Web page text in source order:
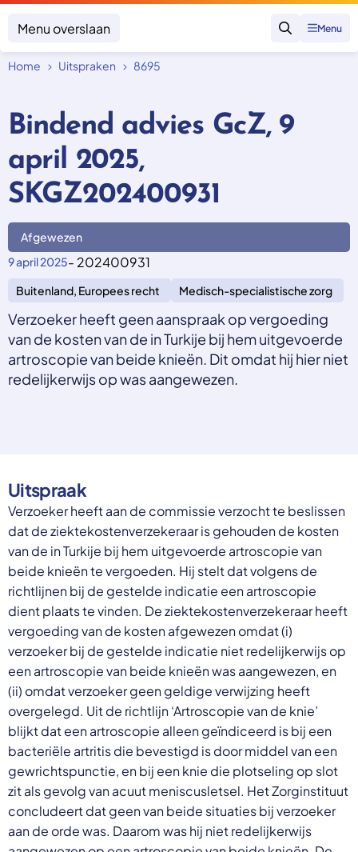
Menu overslaan
Zoeken
Menu
Onderwerpen
Zorgverzekering afsluiten
Zorgverzekering betalen
Vergoeding van zorg
Zorg in het buitenland
Geen zorgverzekering
Overheid moet proactief
ondersteuning bieden bij schulden, niet
straffen
Schrap de opslag op de zorgpremie voor mensen die
niet kunnen betalen en bied proactieve
ondersteuning, zoals automatische zorgtoeslag. Zo
voorkomt de overheid schulden, vermindert stress
en blijft noodzakelijke zorg toegankelijk.
Lees meer
Focus en impact
Uitspraken
Over SKGZ
Nieuws
Casussen
Vacatures
Contact
Select a language
български
Українська
русский
Espanol
Francais
Home Uitspraken 8695
Bindend advies GcZ, 9
april 2025,
SKGZ202400931
Afgewezen
9 april 2025- 202400931
Buitenland, Europees recht Medisch-specialistische zorg
Verzoeker heeft geen aanspraak op vergoeding
van de kosten van de in Turkije bij hem uitgevoerde
artroscopie van beide knieën. Dit omdat hij hier niet
redelijkerwijs op was aangewezen.
Uitspraak
Verzoeker heeft aan de commissie verzocht te beslissen
dat de ziektekostenverzekeraar is gehouden de kosten
van de in Turkije bij hem uitgevoerde artroscopie van
beide knieën te vergoeden. Hij stelt dat volgens de
richtlijnen bij de gestelde indicatie een artroscopie
dient plaats te vinden. De ziektekostenverzekeraar heeft
vergoeding van de kosten afgewezen omdat (i)
verzoeker bij de gestelde indicatie niet redelijkerwijs op
een artroscopie van beide knieën was aangewezen, en
(ii) omdat verzoeker geen geldige verwijzing heeft
overgelegd. Uit de richtlijn ‘Artroscopie van de knie’
blijkt dat een artroscopie alleen geïndiceerd is bij een
bacteriële artritis die bevestigd is door middel van een
gewrichtspunctie, en bij een knie die plotseling op slot
zit als gevolg van acuut meniscusletsel. Het Zorginstituut
concludeert dat geen van beide situaties bij verzoeker
aan de orde was. Daarom was hij niet redelijkerwijs